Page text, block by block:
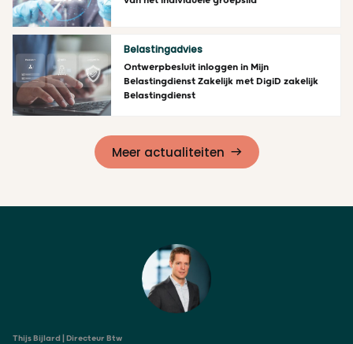
Lees meer
Belastingadvies
Ontwerpbesluit inloggen in Mijn
Belastingdienst Zakelijk met DigiD zakelijk
Belastingdienst
Meer actualiteiten
Thijs Bijlard | Directeur Btw